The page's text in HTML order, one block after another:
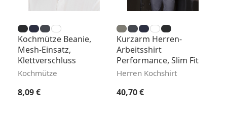
Kochmütze Beanie,
Mesh-Einsatz,
Klettverschluss
Kochmütze
Regulärer Preis:
8,09 €
Kurzarm Herren-
Arbeitsshirt
Performance, Slim Fit
Herren Kochshirt
Regulärer Preis:
40,70 €